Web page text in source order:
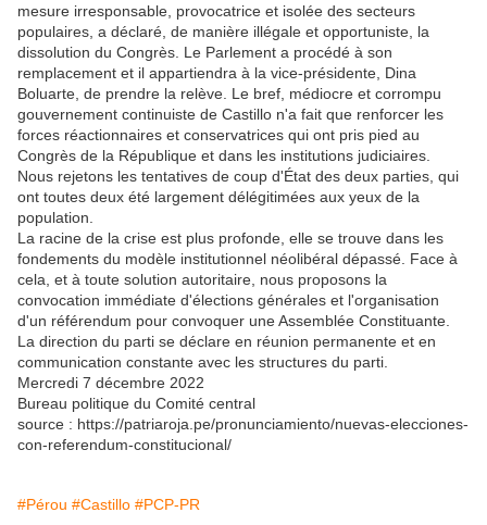
mesure irresponsable, provocatrice et isolée des secteurs
populaires, a déclaré, de manière illégale et opportuniste, la
dissolution du Congrès. Le Parlement a procédé à son
remplacement et il appartiendra à la vice-présidente, Dina
Boluarte, de prendre la relève. Le bref, médiocre et corrompu
gouvernement continuiste de Castillo n'a fait que renforcer les
forces réactionnaires et conservatrices qui ont pris pied au
Congrès de la République et dans les institutions judiciaires.
Nous rejetons les tentatives de coup d'État des deux parties, qui
ont toutes deux été largement délégitimées aux yeux de la
population.
La racine de la crise est plus profonde, elle se trouve dans les
fondements du modèle institutionnel néolibéral dépassé. Face à
cela, et à toute solution autoritaire, nous proposons la
convocation immédiate d'élections générales et l'organisation
d'un référendum pour convoquer une Assemblée Constituante.
La direction du parti se déclare en réunion permanente et en
communication constante avec les structures du parti.
Mercredi 7 décembre 2022
Bureau politique du Comité central
source : https://patriaroja.pe/pronunciamiento/nuevas-elecciones-
con-referendum-constitucional/
#Pérou #Castillo #PCP-PR